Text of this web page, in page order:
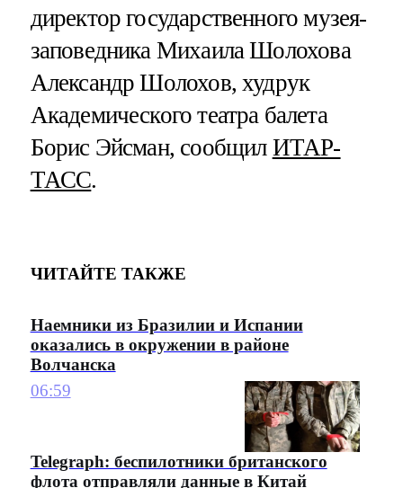
директор государственного музея-
заповедника Михаила Шолохова
Александр Шолохов, худрук
Академического театра балета
Борис Эйсман, сообщил ИТАР-
ТАСС.
ЧИТАЙТЕ ТАКЖЕ
Наемники из Бразилии и Испании
оказались в окружении в районе
Волчанска
06:59
Telegraph: беспилотники британского
флота отправляли данные в Китай